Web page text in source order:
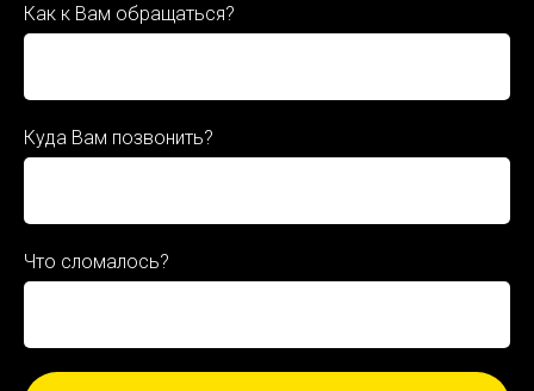
Как к Вам обращаться?
Куда Вам позвонить?
Что сломалось?